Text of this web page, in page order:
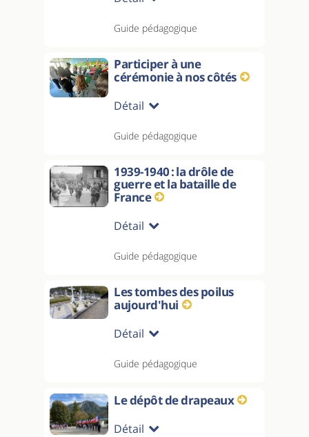
Guide pédagogique
Participer à une
cérémonie à nos côtés
Détail
Guide pédagogique
1939-1940 : la drôle de
guerre et la bataille de
France
Détail
Guide pédagogique
Les tombes des poilus
aujourd'hui
Détail
Guide pédagogique
Le dépôt de drapeaux
Détail